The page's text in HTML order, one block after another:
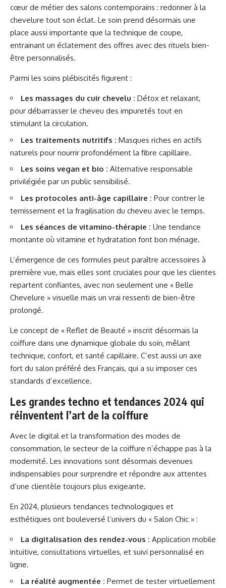
cœur de métier des salons contemporains : redonner à la
chevelure tout son éclat. Le soin prend désormais une
place aussi importante que la technique de coupe,
entrainant un éclatement des offres avec des rituels bien-
être personnalisés.
Parmi les soins plébiscités figurent :
Les massages du cuir chevelu : Détox et relaxant,
pour débarrasser le cheveu des impuretés tout en
stimulant la circulation.
Les traitements nutritifs : Masques riches en actifs
naturels pour nourrir profondément la fibre capillaire.
Les soins vegan et bio : Alternative responsable
privilégiée par un public sensibilisé.
Les protocoles anti-âge capillaire : Pour contrer le
ternissement et la fragilisation du cheveu avec le temps.
Les séances de vitamino-thérapie : Une tendance
montante où vitamine et hydratation font bon ménage.
L’émergence de ces formules peut paraître accessoires à
première vue, mais elles sont cruciales pour que les clientes
repartent confiantes, avec non seulement une « Belle
Chevelure » visuelle mais un vrai ressenti de bien-être
prolongé.
Le concept de « Reflet de Beauté » inscrit désormais la
coiffure dans une dynamique globale du soin, mêlant
technique, confort, et santé capillaire. C’est aussi un axe
fort du salon préféré des Français, qui a su imposer ces
standards d’excellence.
Les grandes techno et tendances 2024 qui
réinventent l’art de la coiffure
Avec le digital et la transformation des modes de
consommation, le secteur de la coiffure n’échappe pas à la
modernité. Les innovations sont désormais devenues
indispensables pour surprendre et répondre aux attentes
d’une clientèle toujours plus exigeante.
En 2024, plusieurs tendances technologiques et
esthétiques ont bouleversé l’univers du « Salon Chic » :
La digitalisation des rendez-vous : Application mobile
intuitive, consultations virtuelles, et suivi personnalisé en
ligne.
La réalité augmentée : Permet de tester virtuellement